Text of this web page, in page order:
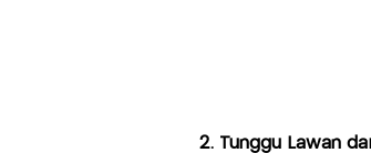
2. Tunggu Lawan